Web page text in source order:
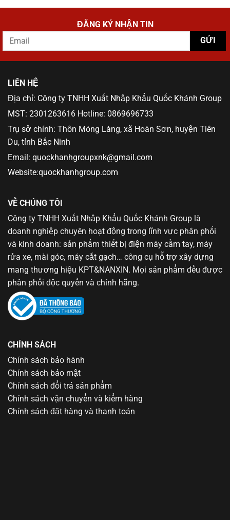
ĐĂNG KÝ NHẬN TIN
LIÊN HỆ
Địa chỉ: Công ty TNHH Xuất Nhập Khẩu Quốc Khánh Group
MST: 2301263616 Hotline: 0869696733
Trụ sở chính: Thôn Móng Làng, xã Hoàn Sơn, huyện Tiên
Du, tỉnh Bắc Ninh
Email: quockhanhgroupxnk@gmail.com
Website:quockhanhgroup.com
VỀ CHÚNG TÔI
Công ty TNHH Xuất Nhập Khẩu Quốc Khánh Group là
doanh nghiệp chuyên hoạt động trong lĩnh vực phân phối
và kinh doanh: sản phẩm thiết bị điện máy cầm tay, máy
rửa xe, mài góc, máy cắt gạch… công cụ hỗ trợ xây dựng
mang thương hiệu KPT&NANXIN. Mọi sản phẩm đều được
phân phối độc quyền và chính hãng.
CHÍNH SÁCH
Chính sách bảo hành
Chính sách bảo mật
Chính sách đổi trả sản phẩm
Chính sách vận chuyển và kiểm hàng
Chính sách đặt hàng và thanh toán